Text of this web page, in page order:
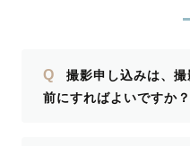
Q
撮影申し込みは、
前にすればよいですか？